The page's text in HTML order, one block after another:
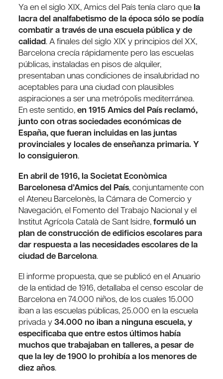
Ya en el siglo XIX, Amics del País tenía claro que la
lacra del analfabetismo de la época sólo se podía
combatir a través de una escuela pública y de
calidad. A finales del siglo XIX y principios del XX,
Barcelona crecía rápidamente pero las escuelas
públicas, instaladas en pisos de alquiler,
presentaban unas condiciones de insalubridad no
aceptables para una ciudad con plausibles
aspiraciones a ser una metrópolis mediterránea.
En este sentido,en 1915 Amics del País reclamó,
junto con otras sociedades económicas de
España, que fueran incluidas en las juntas
provinciales y locales de enseñanza primaria. Y
lo consiguieron.
En abril de 1916, la Societat Econòmica
Barcelonesa d’Amics del País, conjuntamente con
el Ateneu Barcelonès, la Cámara de Comercio y
Navegación, el Fomento del Trabajo Nacional y el
Institut Agrícola Català de Sant Isidre,formuló un
plan de construcción de edificios escolares para
dar respuesta a las necesidades escolares de la
ciudad de Barcelona.
El informe propuesta, que se publicó en el Anuario
de la entidad de 1916, detallaba el censo escolar de
Barcelona en 74.000 niños, de los cuales 15.000
iban a las escuelas públicas, 25.000 en la escuela
privada y34.000 no iban a ninguna escuela, y
especificaba que entre estos últimos había
muchos que trabajaban en talleres, a pesar de
que la ley de 1900 lo prohibía a los menores de
diez años.